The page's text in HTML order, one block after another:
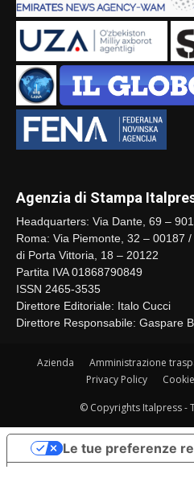
Agenzia di Stampa
Headquarters: Via Dante, 69 –
Roma: Via Piemonte, 32 – 00187
di Porta Vittoria, 18 – 20122
Partita IVA 01868790849
ISSN 2465-3535
Direttore Editoriale: Italo Cucci
Direttore Responsabile: Gaspare
Azienda Amministrazione
Privacy Policy
© Copyrights Italpress -
Le tue preferenze